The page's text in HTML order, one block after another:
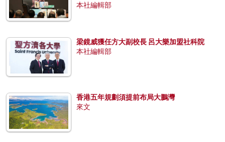
本社編輯部
梁鏡威獲任方大副校長 呂大樂加盟社科院
本社編輯部
香港五年規劃須提前布局大鵬灣
來文